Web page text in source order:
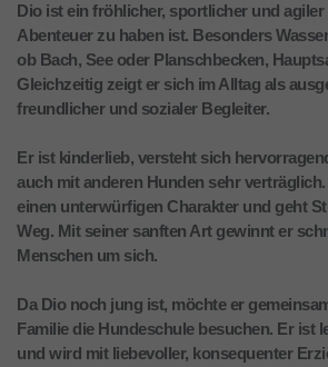
Dio ist ein fröhlicher, sportlicher und
Abenteuer zu haben ist. Besonders
ob Bach, See oder Planschbecken,
Gleichzeitig zeigt er sich im Alltag als
freundlicher und sozialer Begleiter.
Er ist kinderlieb, versteht sich
auch mit anderen Hunden sehr
einen unterwürfigen Charakter und geht
Weg. Mit seiner sanften Art gewinnt er
Menschen um sich.
Da Dio noch jung ist, möchte er
Familie die Hundeschule besuchen. Er ist
und wird mit liebevoller, konsequenter